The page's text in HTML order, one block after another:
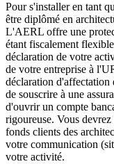
Pour s'installer en tant
être diplômé en
L'AERL offre une
étant fiscalement
déclaration de votre
de votre entreprise à
déclaration d'affectation
de souscrire à une
d'ouvrir un compte
rigoureuse. Vous
fonds clients des
votre communication
votre activité.